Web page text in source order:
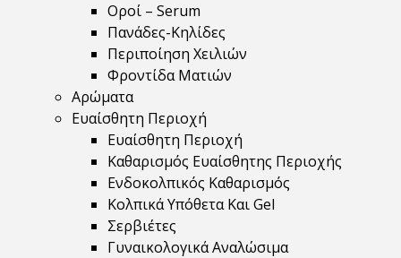
Οροί – Serum
Πανάδες-Κηλίδες
Περιποίηση Χειλιών
Φροντίδα Ματιών
Αρώματα
Ευαίσθητη Περιοχή
Ευαίσθητη Περιοχή
Καθαρισμός Ευαίσθητης Περιοχής
Ενδοκολπικός Καθαρισμός
Κολπικά Υπόθετα Και Gel
Σερβιέτες
Γυναικολογικά Αναλώσιμα